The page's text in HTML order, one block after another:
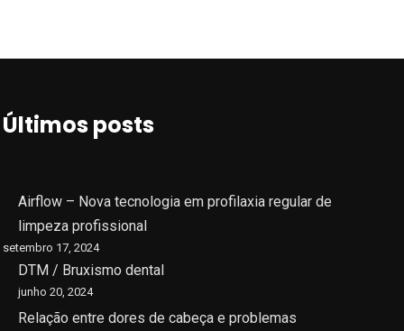
Últimos posts
Airflow – Nova tecnologia em profilaxia regular de
limpeza profissional
setembro 17, 2024
DTM / Bruxismo dental
junho 20, 2024
Relação entre dores de cabeça e problemas